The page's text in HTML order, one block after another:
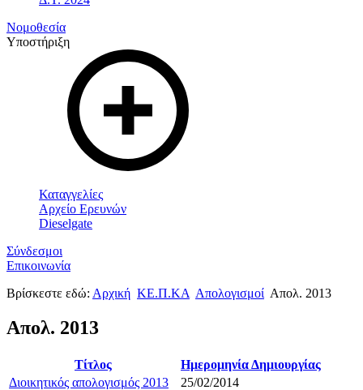
Νομοθεσία
Υποστήριξη
Καταγγελίες
Αρχείο Ερευνών
Dieselgate
Σύνδεσμοι
Επικοινωνία
Βρίσκεστε εδώ: Αρχική ΚΕ.Π.ΚΑ Απολογισμοί Απολ. 2013
Απολ. 2013
Τίτλος
Ημερομηνία Δημιουργίας
Διοικητικός απολογισμός 2013
25/02/2014